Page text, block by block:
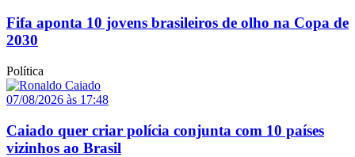
Fifa aponta 10 jovens brasileiros de olho na Copa de
2030
Política
07/08/2026 às 17:48
Caiado quer criar polícia conjunta com 10 países
vizinhos ao Brasil